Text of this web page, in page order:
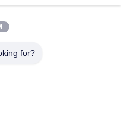
Korrosions-Testgerät
Korrosions-Prüfungs-
for?